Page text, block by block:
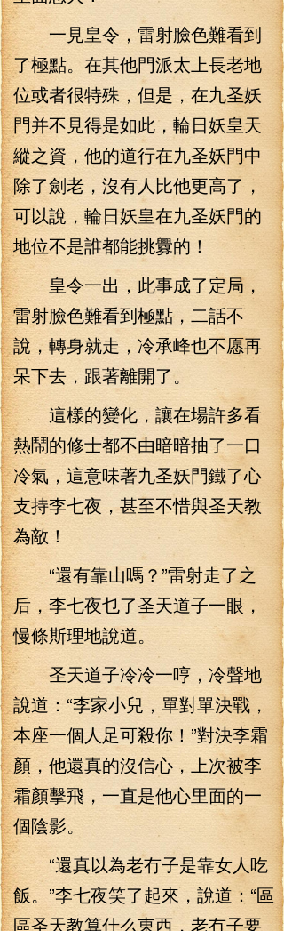
一見皇令，雷射臉色難看到
了極點。在其他門派太上長老地
位或者很特殊，但是，在九圣妖
門并不見得是如此，輪日妖皇天
縱之資，他的道行在九圣妖門中
除了劍老，沒有人比他更高了，
可以說，輪日妖皇在九圣妖門的
地位不是誰都能挑釁的！
皇令一出，此事成了定局，
雷射臉色難看到極點，二話不
說，轉身就走，冷承峰也不愿再
呆下去，跟著離開了。
這樣的變化，讓在場許多看
熱鬧的修士都不由暗暗抽了一口
冷氣，這意味著九圣妖門鐵了心
支持李七夜，甚至不惜與圣天教
為敵！
“還有靠山嗎？”雷射走了之
后，李七夜乜了圣天道子一眼，
慢條斯理地說道。
圣天道子冷冷一哼，冷聲地
說道：“李家小兒，單對單決戰，
本座一個人足可殺你！”對決李霜
顏，他還真的沒信心，上次被李
霜顏擊飛，一直是他心里面的一
個陰影。
“還真以為老冇子是靠女人吃
飯。”李七夜笑了起來，說道：“區
區圣天教算什么東西，老冇子要